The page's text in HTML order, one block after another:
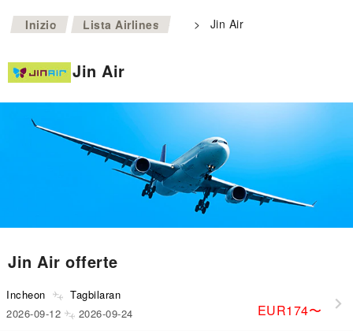
Inizio >
Lista Airlines > Jin Air
Jin Air
Jin Air offerte
Incheon Tagbilaran
EUR174〜
2026-09-12 2026-09-24